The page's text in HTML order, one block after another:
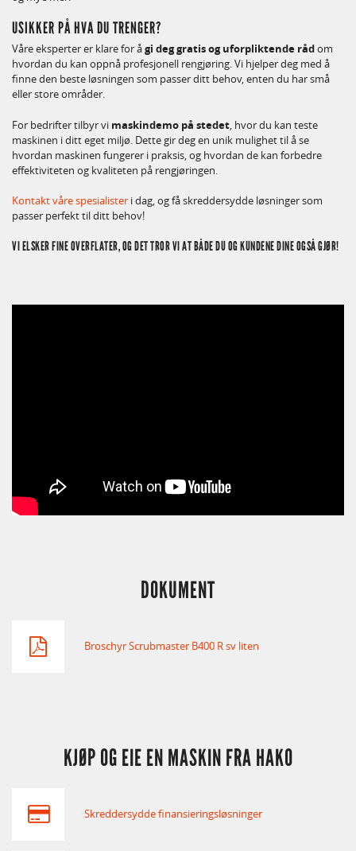
USIKKER PÅ HVA DU TRENGER?
Våre eksperter er klare for ågi deg gratis og uforpliktende rådom
hvordan du kan oppnå profesjonell rengjøring. Vi hjelper deg med å
finne den beste løsningen som passer ditt behov, enten du har små
eller store områder.
For bedrifter tilbyr vi maskindemo på stedet, hvor du kan teste
maskinen i ditt eget miljø. Dette gir deg en unik mulighet til å se
hvordan maskinen fungerer i praksis, og hvordan de kan forbedre
effektiviteten og kvaliteten på rengjøringen.
Kontakt våre spesialister i dag, og få skreddersydde løsninger som
passer perfekt til ditt behov!
VI ELSKER FINE OVERFLATER, OG DET TROR VI AT BÅDE DU OG KUNDENE DINE OGSÅ GJØR!
DOKUMENT
Broschyr Scrubmaster B400 R sv liten
KJØP OG EIE EN MASKIN FRA HAKO
Skreddersydde finansieringsløsninger